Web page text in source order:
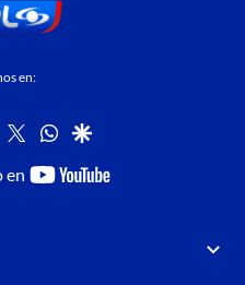
en:
instagram
twitterwhatsapp
google
en
youtube-